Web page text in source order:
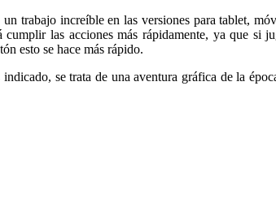
trabajo increíble en las versiones para tablet,
las acciones más rápidamente, ya que si
esto se hace más rápido.
se trata de una aventura gráfica de la